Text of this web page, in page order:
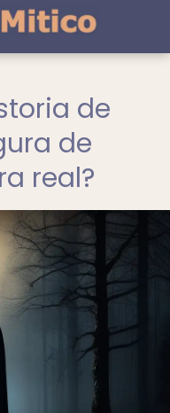
de
de
real?